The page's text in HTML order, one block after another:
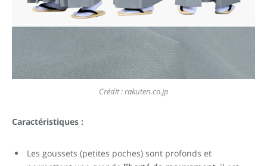
Crédit : rakuten.co.jp
Caractéristiques :
Les goussets (petites poches) sont profonds et